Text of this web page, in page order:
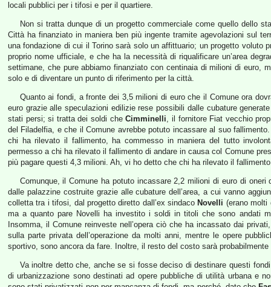
locali pubblici per i tifosi e per il quartiere.
Non si tratta dunque di un progetto commerciale come quello dello
Città ha finanziato in maniera ben più ingente tramite agevolazioni sul
una fondazione di cui il Torino sarà solo un affittuario; un progetto voluto
proprio nome ufficiale, e che ha la necessità di riqualificare un’area
settimane, che pure abbiamo finanziato con centinaia di milioni di euro,
solo e di diventare un punto di riferimento per la città.
Quanto ai fondi, a fronte dei 3,5 milioni di euro che il Comune ora
euro grazie alle speculazioni edilizie rese possibili dalle cubature
stati persi; si tratta dei soldi cheCimminelli, il fornitore Fiat vecchio
del Filadelfia, e che il Comune avrebbe potuto incassare al suo
chi ha rilevato il fallimento, ha commesso in maniera del tutto
permesso a chi ha rilevato il fallimento di andare in causa col Comune
più pagare questi 4,3 milioni. Ah, vi ho detto che chi ha rilevato il
Comunque, il Comune ha potuto incassare 2,2 milioni di euro di
dalle palazzine costruite grazie alle cubature dell’area, a cui vanno
colletta tra i tifosi, dal progetto diretto dall’ex sindaco Novelli (erano
ma a quanto pare Novelli ha investito i soldi in titoli che sono andati
Insomma, il Comune reinveste nell’opera ciò che ha incassato dai
sulla parte privata dell’operazione da molti anni, mentre le opere
sportivo, sono ancora da fare. Inoltre, il resto del costo sarà
Va inoltre detto che, anche se si fosse deciso di destinare questi
di urbanizzazione sono destinati ad opere pubbliche di utilità urbana e